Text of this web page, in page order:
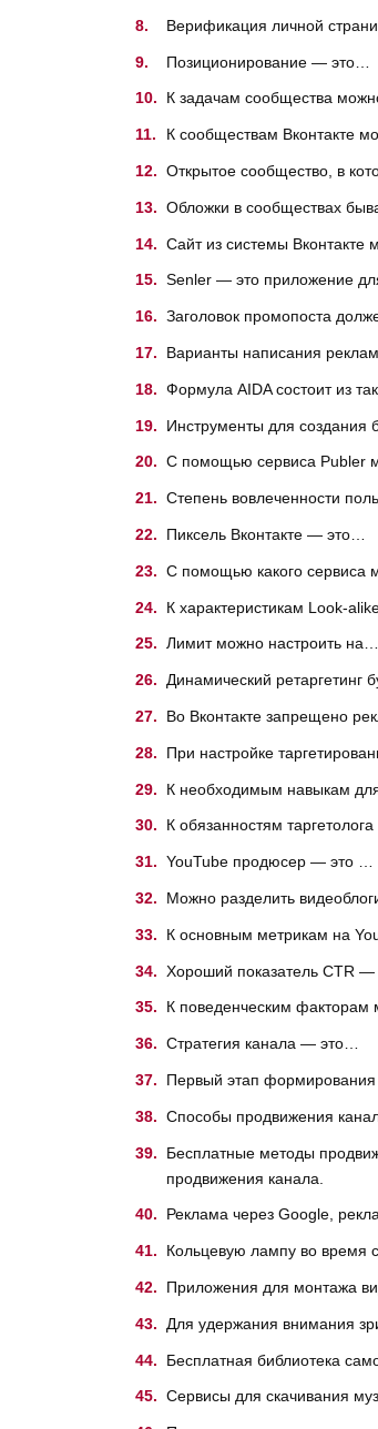
Верификация личной
Позиционирование — это…
К задачам сообщества
К сообществам Вконтакте
Открытое сообщество, в
Обложки в сообществах
Сайт из системы Вконтакте
Senler — это приложение
Заголовок промопоста
Варианты написания
Формула AIDA состоит из
Инструменты для создания
С помощью сервиса Publer
Степень вовлеченности
Пиксель Вконтакте — это…
С помощью какого сервиса
К характеристикам Look-
Лимит можно настроить на…
Динамический ретаргетинг
Во Вконтакте запрещено
При настройке
К необходимым навыкам
К обязанностям
YouTube продюсер — это …
Можно разделить
К основным метрикам на
Хороший показатель CTR —
К поведенческим факторам
Стратегия канала — это…
Первый этап формирования
Способы продвижения
Бесплатные методы
продвижения канала.
Реклама через Google,
Кольцевую лампу во время
Приложения для монтажа
Для удержания внимания
Бесплатная библиотека
Сервисы для скачивания